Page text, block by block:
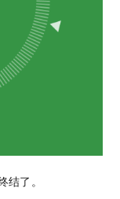
了。